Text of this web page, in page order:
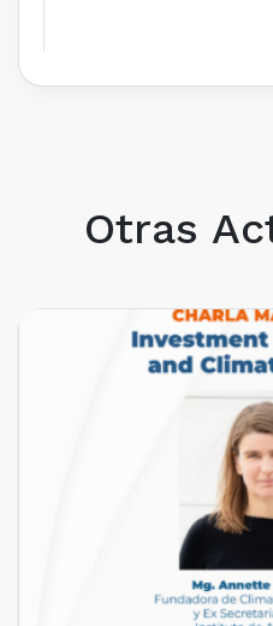
Otras
PRÓXIMOS EVENTOS